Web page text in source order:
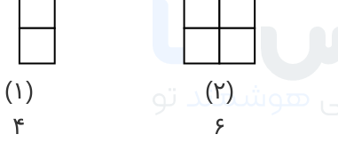
(۱)
۴
(۲)
۶